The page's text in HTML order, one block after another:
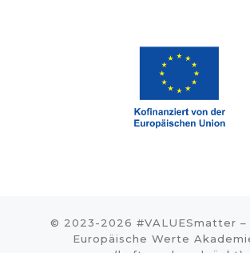
© 2023-2026 #VALUESmatter –
Europäische Werte